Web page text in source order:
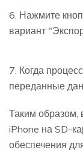
6. Нажмите
вариант
7. Когда
переданные
Таким образом,
iPhone на SD-
обеспечения